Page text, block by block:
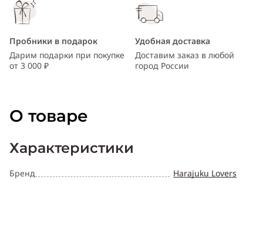
Пробники в подарок
Дарим подарки при покупке
от 3 000 ₽
Удобная доставка
Доставим заказ в любой
город России
О товаре
Характеристики
Бренд Harajuku Lovers